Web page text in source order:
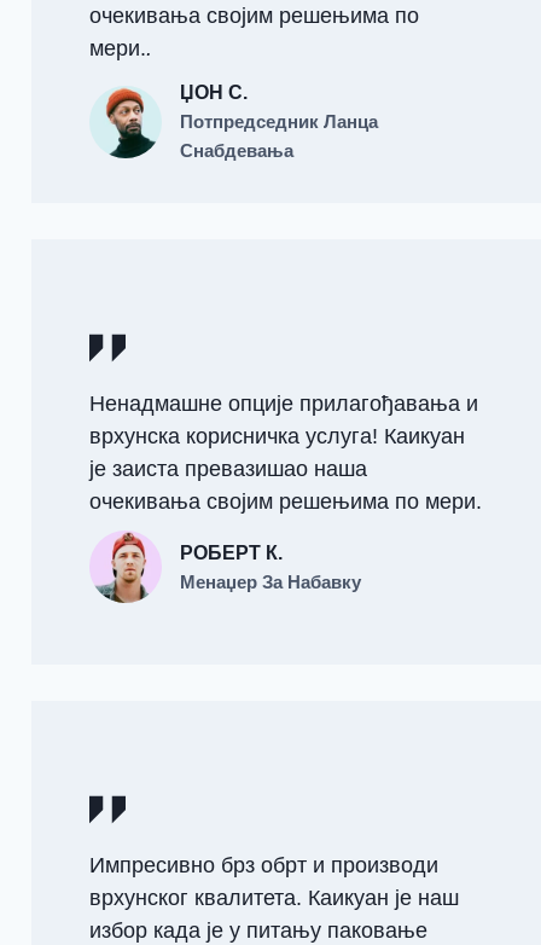
очекивања својим решењима по
мери..
ЏОН С.
Потпредседник Ланца
Снабдевања
Ненадмашне опције прилагођавања и
врхунска корисничка услуга! Каикуан
је заиста превазишао наша
очекивања својим решењима по мери.
РОБЕРТ К.
Менаџер За Набавку
Импресивно брз обрт и производи
врхунског квалитета. Каикуан је наш
избор када је у питању паковање